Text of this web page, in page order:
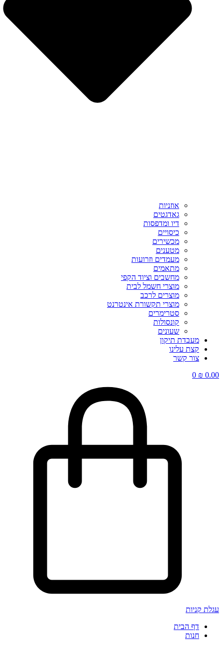
אוזניות
גאדגטים
דיו ומדפסות
כיסויים
מכשירים
מטענים
מעמדים וזרועות
מתאמים
מחשבים וציוד הקפי
מוצרי חשמל לבית
מוצרים לרכב
מוצרי תקשורת אינטרנט
סטרימרים
קונסולות
שעונים
מעבדת תיקון
קצת עלינו
צור קשר
₪0.00
0
עגלת קניות
דף הבית
חנות